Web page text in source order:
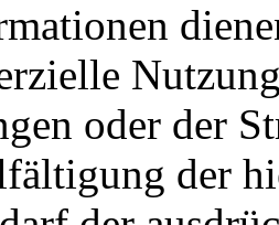
oder der
der